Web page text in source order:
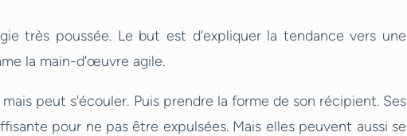
très poussée. Le but est d'expliquer la tendance vers une
la main-d'œuvre agile.
peut s'écouler. Puis prendre la forme de son récipient. Ses
pour ne pas être expulsées. Mais elles peuvent aussi se